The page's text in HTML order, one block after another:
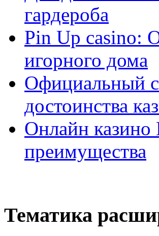
гардероба
Pin Up casino:
игорного дома
Официальный
достоинства
Онлайн казино
преимущества
Тематика